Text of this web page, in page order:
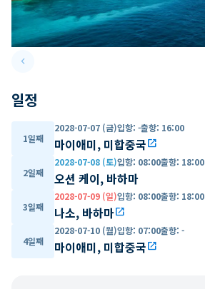
keyboard_arrow_leftPrevious slide
일정
1일째
2028-07-07 (금)입항: -출항: 16:00
마이애미, 미합중국open_in_new
2일째
2028-07-08 (토)입항: 08:00출항: 18:00
오션 케이, 바하마
3일째
2028-07-09 (일)입항: 08:00출항: 18:00
나소, 바하마open_in_new
4일째
2028-07-10 (월)입항: 07:00출항: -
마이애미, 미합중국open_in_new